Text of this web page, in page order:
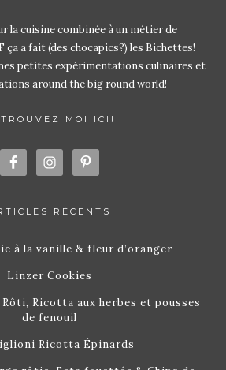
la cuisine combinée à un métier de
ça a fait (des chocapics?) les Bichettes!
petites expérimentations culinaires et
around the big round world!
MOI ICI!
RÉCENTS
à la vanille & fleur d’oranger
Linzer Cookies
Ricotta aux herbes et pousses
de fenouil
Ricotta Épinards